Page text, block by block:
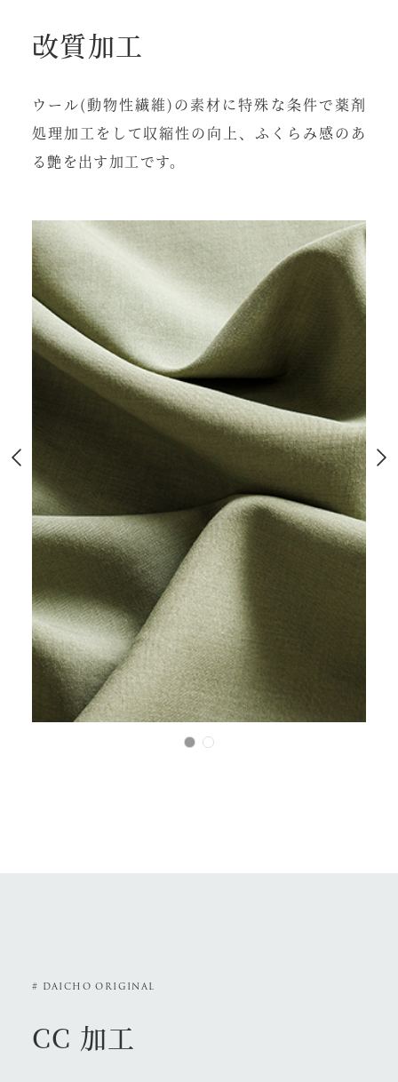
改質加工
ウール(動物性繊維)の素材に特殊な条件で薬剤
処理加工をして収縮性の向上、ふくらみ感のあ
る艶を出す加工です。
# DAICHO ORIGINAL
CC 加工